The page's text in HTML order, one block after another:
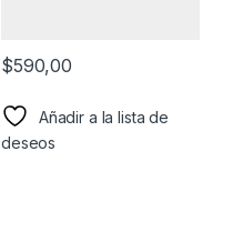
$590,00
Añadir a la lista de
deseos